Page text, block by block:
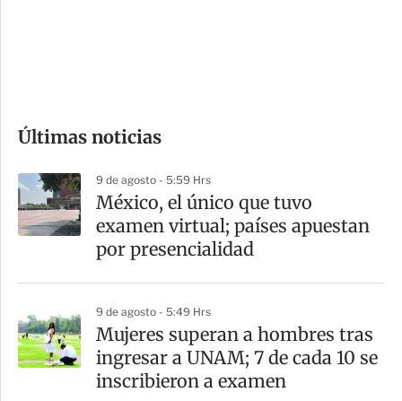
m
a
r
t
Últimas noticias
9 de agosto - 5:59 Hrs
México, el único que tuvo
examen virtual; países apuestan
por presencialidad
9 de agosto - 5:49 Hrs
Mujeres superan a hombres tras
ingresar a UNAM; 7 de cada 10 se
inscribieron a examen